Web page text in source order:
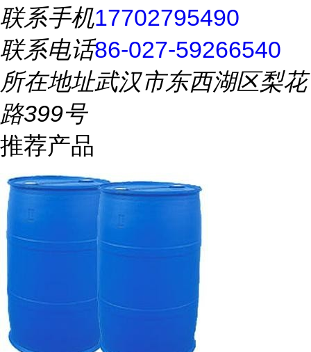
联系手机17702795490
联系电话86-027-59266540
所在地址武汉市东西湖区梨花
路399号
推荐产品